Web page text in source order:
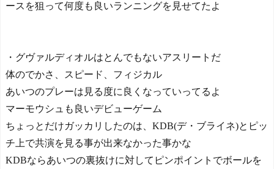
ースを狙って何度も良いランニングを見せてたよ
・グヴァルディオルはとんでもないアスリートだ
体のでかさ、スピード、フィジカル
あいつのプレーは見る度に良くなっていってるよ
マーモウシュも良いデビューゲーム
ちょっとだけガッカリしたのは、KDB(デ・ブライネ)とピッ
チ上で共演を見る事が出来なかった事かな
KDBならあいつの裏抜けに対してピンポイントでボールを